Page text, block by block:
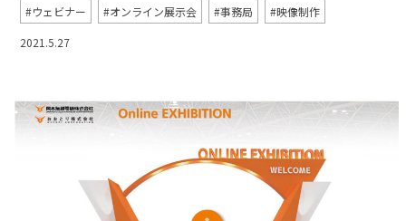
ウェビナー オンライン展示会 事務局
映像制作
2021.5.27